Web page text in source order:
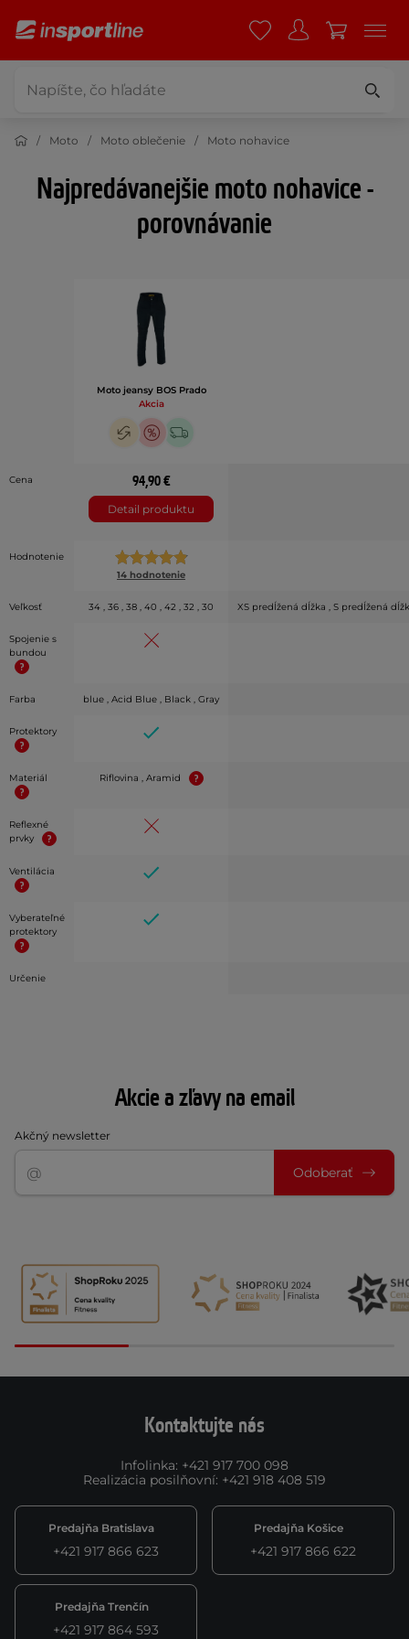
Moto Moto oblečenie Moto nohavice
Najpredávanejšie moto nohavice -
porovnávanie
Moto jeansy BOS Prado
Akcia
Cena 94,90 €
Detail produktu
Hodnotenie
14 hodnotenie
Veľkosť 34 , 36 , 38 , 40 , 42 , 32 , 30 XS predĺžená dĺžka , S predĺžená
Spojenie s
bundou
Farba blue , Acid Blue , Black , Gray
Protektory
Materiál Riflovina , Aramid
Reflexné
prvky
Ventilácia
Vyberateľné
protektory
Určenie
Akcie a zľavy na email
Akčný newsletter
Odoberať
Kontaktujte nás
Infolinka: +421 917 700 098
Realizácia posilňovní: +421 918 408 519
Predajňa Bratislava
+421 917 866 623
Predajňa Košice
+421 917 866 622
Predajňa Trenčín
+421 917 864 593